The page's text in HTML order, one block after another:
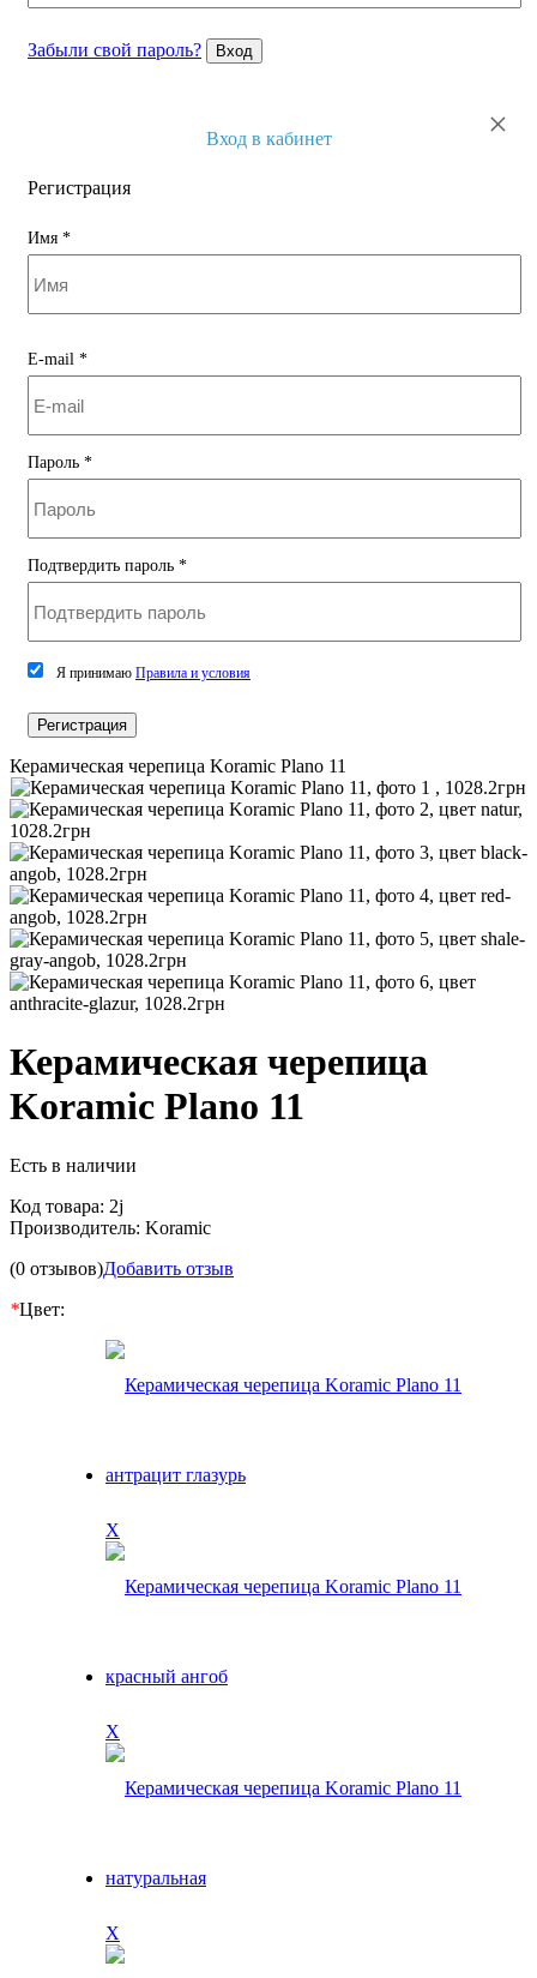
Забыли свой пароль? Вход
×
Вход в кабинет
Регистрация
Имя *
E-mail *
Пароль *
Подтвердить пароль *
Я принимаю Правила и условия
Регистрация
Керамическая черепица Koramic Plano 11
Керамическая черепица
Koramic Plano 11
Есть в наличии
Код товара: 2j
Производитель: Koramic
(0 отзывов)Добавить отзыв
*Цвет:
X
X
X